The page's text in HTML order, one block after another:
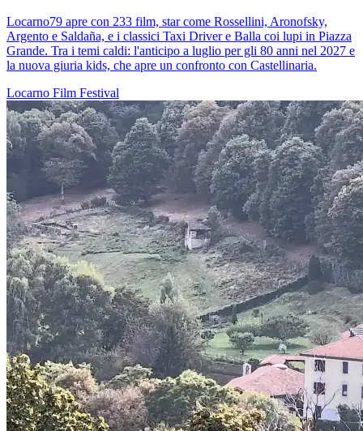
Locarno79 apre con 233 film, star come Rossellini, Aronofsky,
Argento e Saldaña, e i classici Taxi Driver e Balla coi lupi in Piazza
Grande. Tra i temi caldi: l'anticipo a luglio per gli 80 anni nel 2027 e
la nuova giuria kids, che apre un confronto con Castellinaria.
Locarno Film Festival